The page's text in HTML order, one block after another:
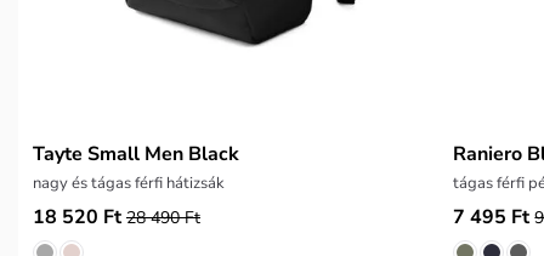
Tayte Small Men Black
nagy és tágas férfi hátizsák
18 520 Ft 28 490 Ft
Raniero
tágas férfi
7 495 Ft